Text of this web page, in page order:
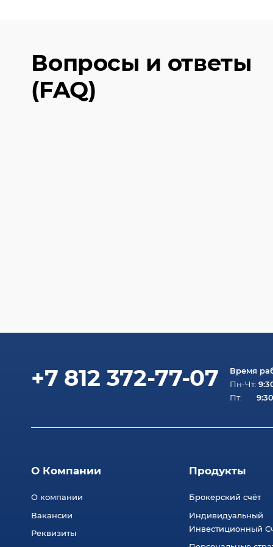
Вопросы и ответы
(FAQ)
+7 812 372-77-07 Время
Пн-Чт:
Пт:
О Компании
О компании
Вакансии
Реквизиты
Продукты
Брокерский счёт
Индивидуальный
Инвестиционный